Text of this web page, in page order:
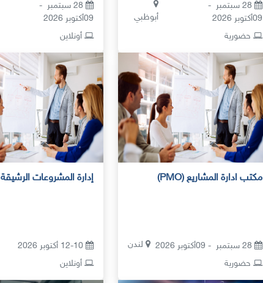
28 سبتمبر -
09أكتوبر 2026
أبوظبي
حضورية
28 سبتمبر -
09أكتوبر 2026
أونلاين
مكتب ادارة المشاريع (PMO)
لندن
حضورية
إدارة المشروعات الرشيقة
12-10 أكتوبر 2026
أونلاين